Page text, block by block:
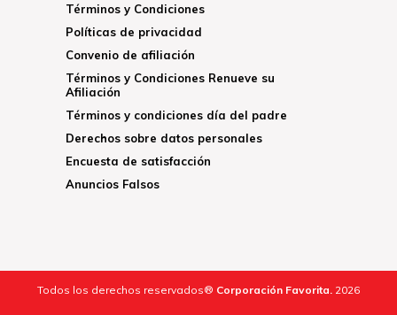
Términos y Condiciones
Políticas de privacidad
Convenio de afiliación
Términos y Condiciones Renueve su
Afiliación
Términos y condiciones día del padre
Derechos sobre datos personales
Encuesta de satisfacción
Anuncios Falsos
Todos los derechos reservados® Corporación Favorita. 2026